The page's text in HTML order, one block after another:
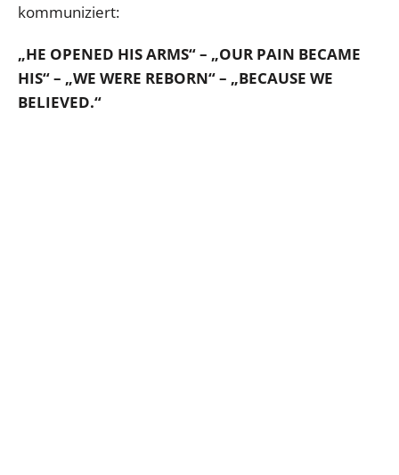
kommuniziert:
„HE OPENED HIS ARMS“ – „OUR PAIN BECAME
HIS“ – „WE WERE REBORN“ – „BECAUSE WE
BELIEVED.“